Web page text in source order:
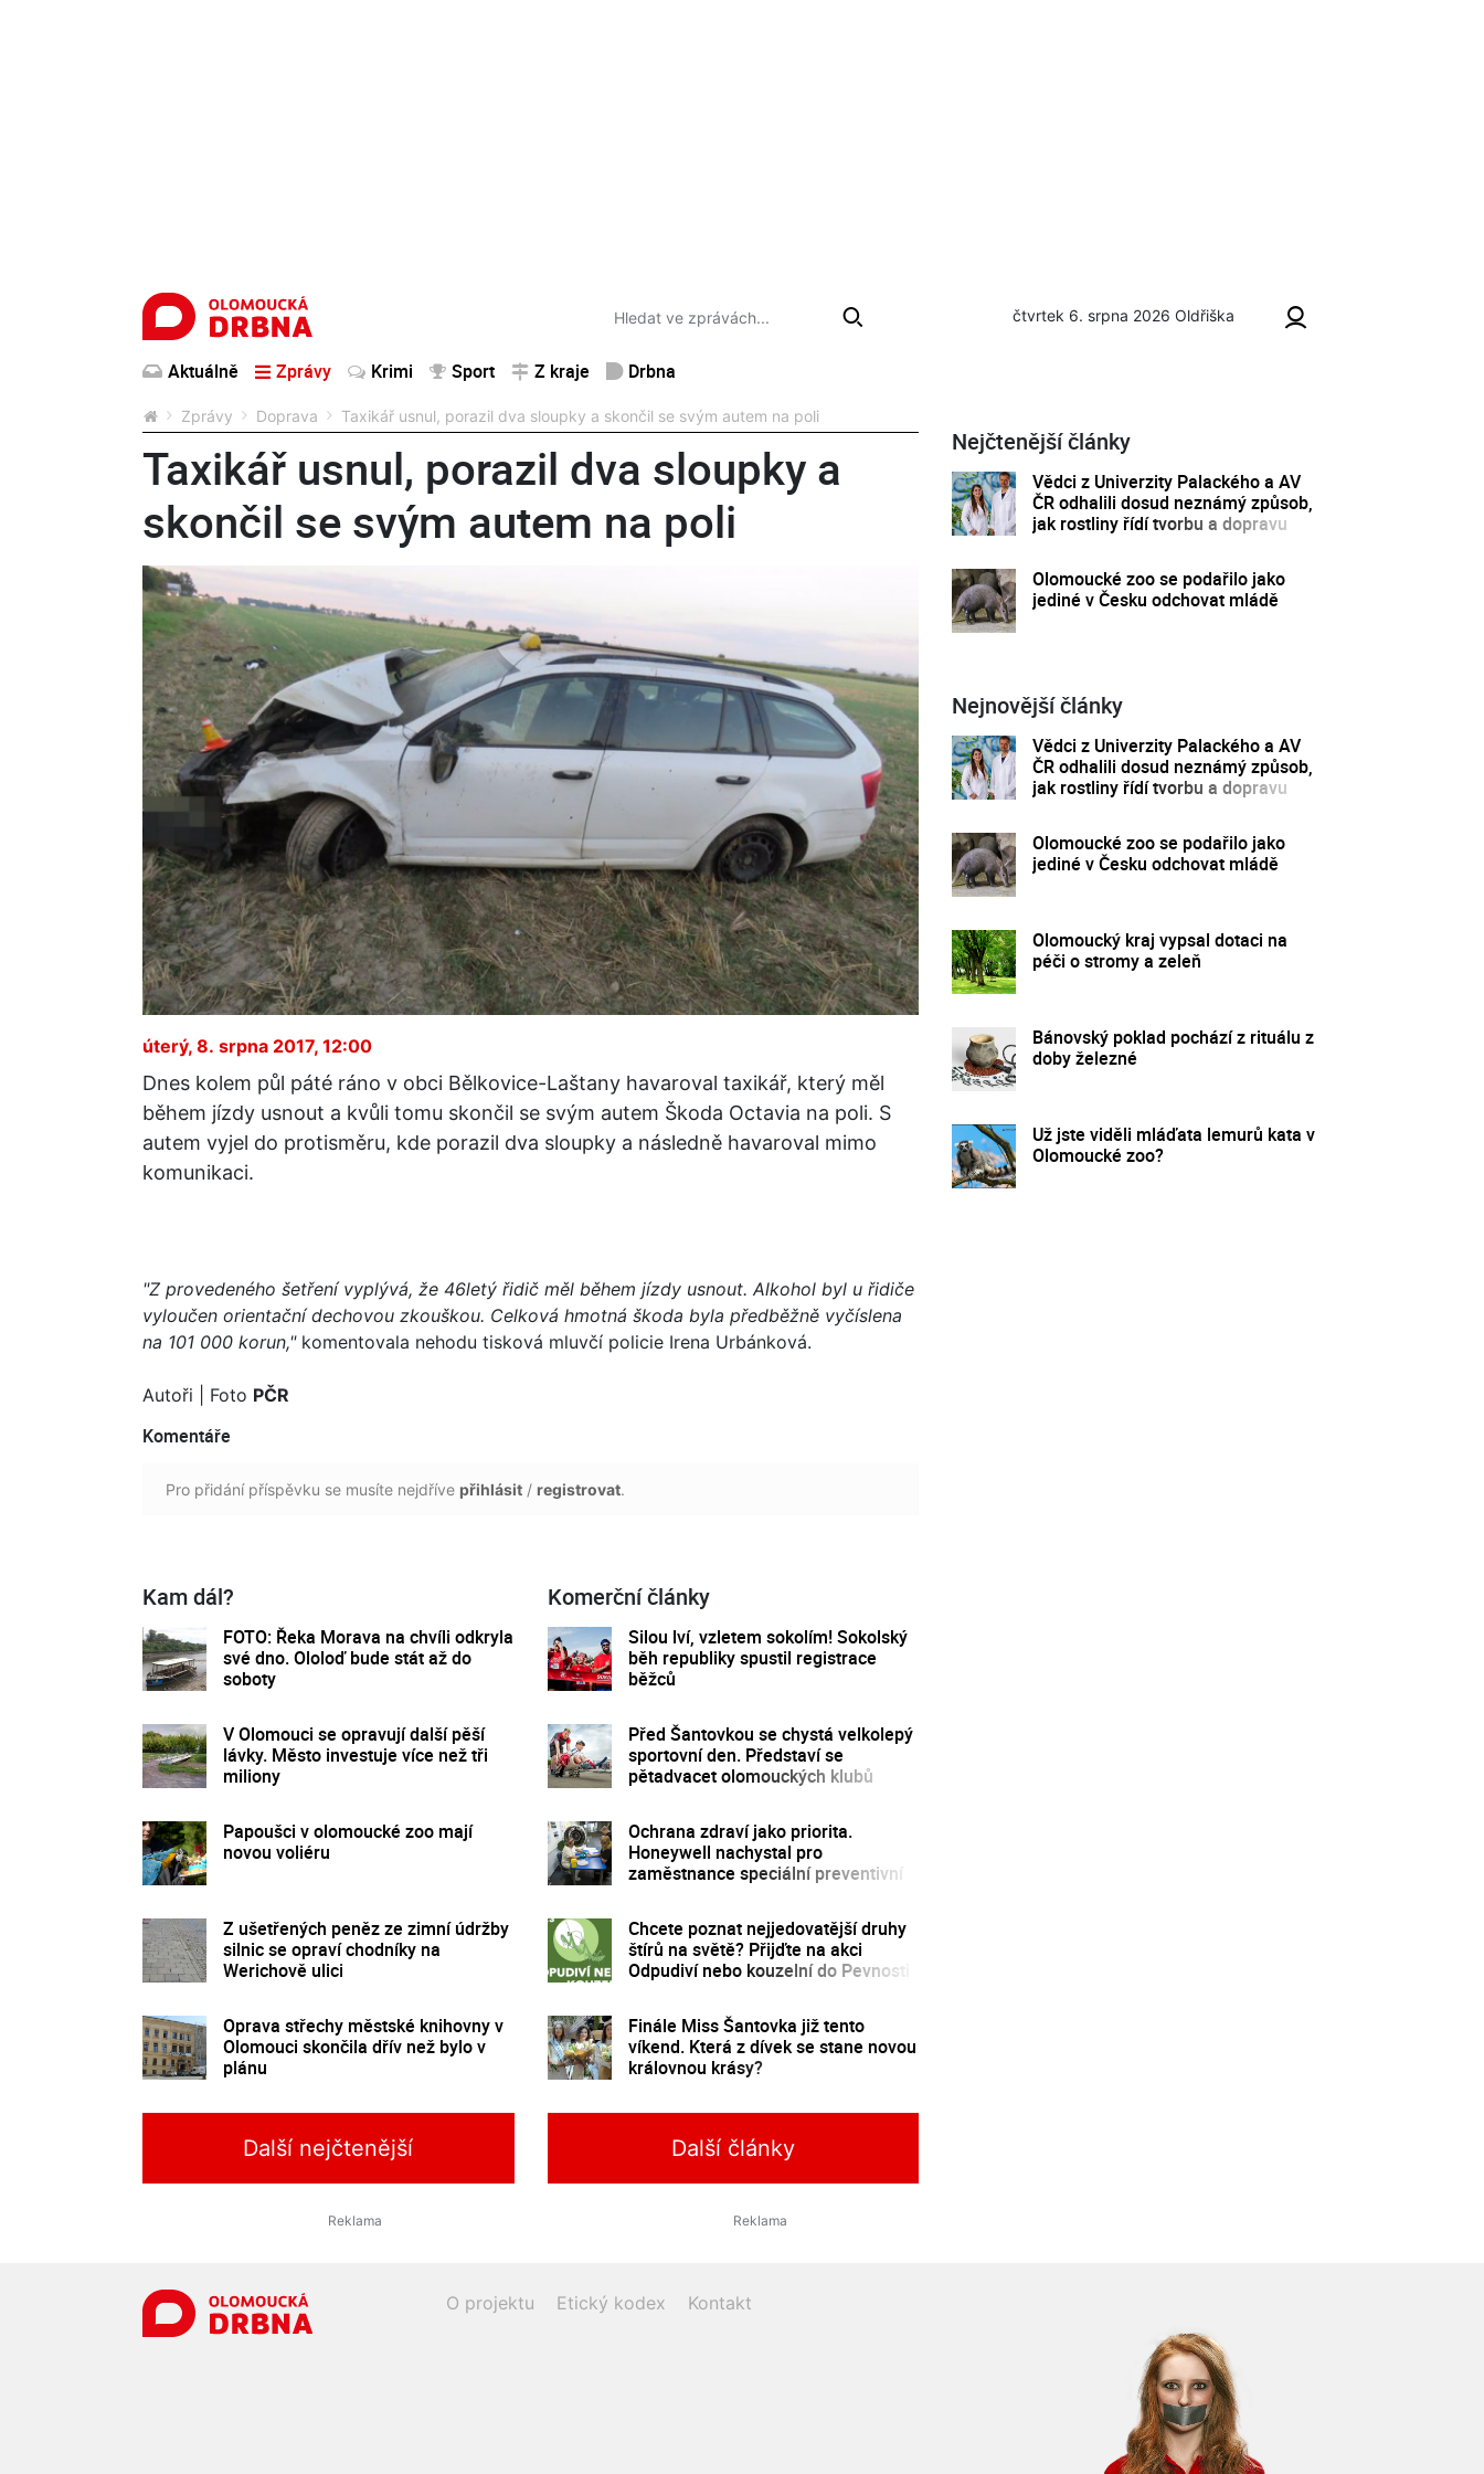
čtvrtek 6. srpna 2026 Oldřiška
Aktuálně Zprávy Krimi Sport Z kraje Drbna
Zprávy Doprava Taxikář usnul, porazil dva sloupky a skončil se svým autem na poli
Taxikář usnul, porazil dva sloupky a
skončil se svým autem na poli
úterý, 8. srpna 2017, 12:00
Dnes kolem půl páté ráno v obci Bělkovice-Laštany havaroval taxikář, který měl
během jízdy usnout a kvůli tomu skončil se svým autem Škoda Octavia na poli. S
autem vyjel do protisměru, kde porazil dva sloupky a následně havaroval mimo
komunikaci.
"Z provedeného šetření vyplývá, že 46letý řidič měl během jízdy usnout. Alkohol byl u řidiče
vyloučen orientační dechovou zkouškou. Celková hmotná škoda byla předběžně vyčíslena
na 101 000 korun,"komentovala nehodu tisková mluvčí policie Irena Urbánková.
Autoři | Foto PČR
Komentáře
Pro přidání příspěvku se musíte nejdříve přihlásit / registrovat.
Kam dál?
FOTO: Řeka Morava na chvíli odkryla
své dno. Ololoď bude stát až do
soboty
V Olomouci se opravují další pěší
lávky. Město investuje více než tři
miliony
Papoušci v olomoucké zoo mají
novou voliéru
Z ušetřených peněz ze zimní údržby
silnic se opraví chodníky na
Werichově ulici
Oprava střechy městské knihovny v
Olomouci skončila dřív než bylo v
plánu
Komerční články
Silou lví, vzletem sokolím! Sokolský
běh republiky spustil registrace
běžců
Před Šantovkou se chystá velkolepý
sportovní den. Představí se
pětadvacet olomouckých klubů
Ochrana zdraví jako priorita.
Honeywell nachystal pro
zaměstnance speciální preventivní
Chcete poznat nejjedovatější druhy
štírů na světě? Přijďte na akci
Odpudiví nebo kouzelní do Pevnosti
Finále Miss Šantovka již tento
víkend. Která z dívek se stane novou
královnou krásy?
Další nejčtenější Další články
Nejčtenější články
Vědci z Univerzity Palackého a AV
ČR odhalili dosud neznámý způsob,
jak rostliny řídí tvorbu a dopravu
Olomoucké zoo se podařilo jako
jediné v Česku odchovat mládě
Nejnovější články
Vědci z Univerzity Palackého a AV
ČR odhalili dosud neznámý způsob,
jak rostliny řídí tvorbu a dopravu
Olomoucké zoo se podařilo jako
jediné v Česku odchovat mládě
Olomoucký kraj vypsal dotaci na
péči o stromy a zeleň
Bánovský poklad pochází z rituálu z
doby železné
Už jste viděli mláďata lemurů kata v
Olomoucké zoo?
O projektu Etický kodex Kontakt